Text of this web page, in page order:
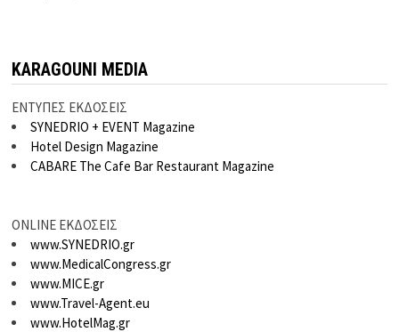
KARAGOUNI MEDIA
ΕΝΤΥΠΕΣ ΕΚΔΟΣΕΙΣ
SYNEDRIO + EVENT Magazine
Hotel Design Magazine
CABARE The Cafe Bar Restaurant Magazine
ONLINE ΕΚΔΟΣΕΙΣ
www.SYNEDRIO.gr
www.MedicalCongress.gr
www.MICE.gr
www.Travel-Agent.eu
www.HotelMag.gr